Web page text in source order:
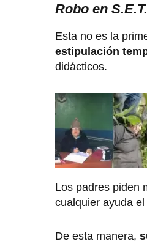
Robo en
Esta no es la
estipulación
didácticos.
Los padres piden
cualquier ayuda
De esta manera,